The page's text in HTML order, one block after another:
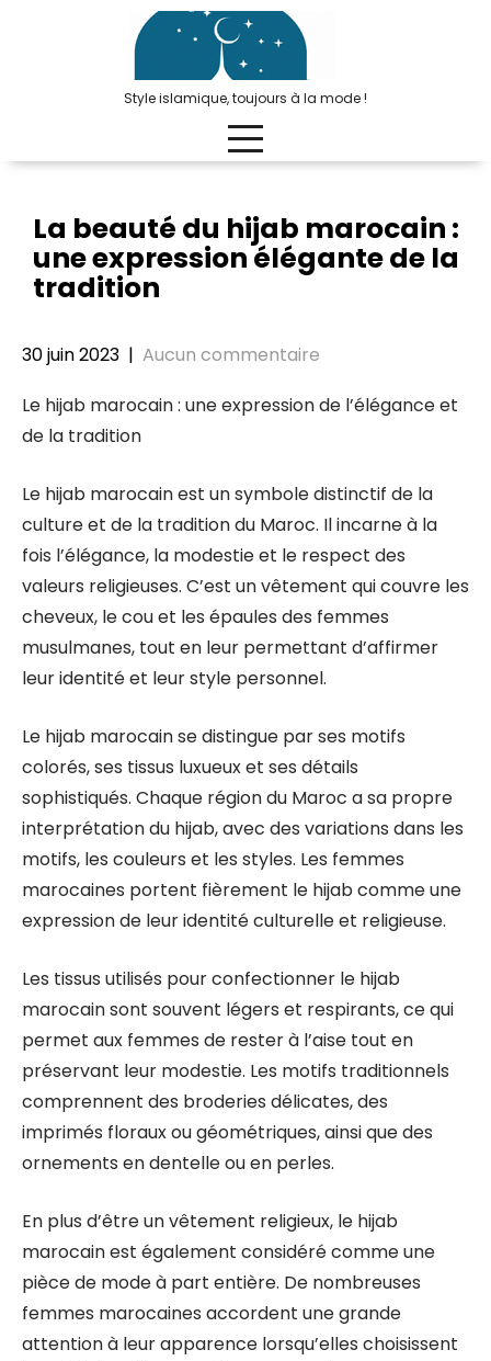
Style islamique, toujours à la mode !
La beauté du hijab marocain :
une expression élégante de la
tradition
30 juin 2023 | Aucun commentaire
Le hijab marocain : une expression de l’élégance et
de la tradition
Le hijab marocain est un symbole distinctif de la
culture et de la tradition du Maroc. Il incarne à la
fois l’élégance, la modestie et le respect des
valeurs religieuses. C’est un vêtement qui couvre les
cheveux, le cou et les épaules des femmes
musulmanes, tout en leur permettant d’affirmer
leur identité et leur style personnel.
Le hijab marocain se distingue par ses motifs
colorés, ses tissus luxueux et ses détails
sophistiqués. Chaque région du Maroc a sa propre
interprétation du hijab, avec des variations dans les
motifs, les couleurs et les styles. Les femmes
marocaines portent fièrement le hijab comme une
expression de leur identité culturelle et religieuse.
Les tissus utilisés pour confectionner le hijab
marocain sont souvent légers et respirants, ce qui
permet aux femmes de rester à l’aise tout en
préservant leur modestie. Les motifs traditionnels
comprennent des broderies délicates, des
imprimés floraux ou géométriques, ainsi que des
ornements en dentelle ou en perles.
En plus d’être un vêtement religieux, le hijab
marocain est également considéré comme une
pièce de mode à part entière. De nombreuses
femmes marocaines accordent une grande
attention à leur apparence lorsqu’elles choisissent